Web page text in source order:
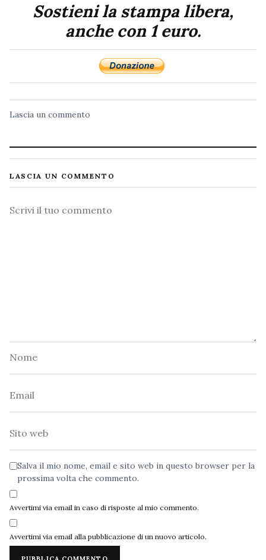
Sostieni la stampa libera,
anche con 1 euro.
Lascia un commento
LASCIA UN COMMENTO
Commento
Salva il mio nome, email e sito web in questo browser per la
prossima volta che commento.
Avvertimi via email in caso di risposte al mio commento.
Avvertimi via email alla pubblicazione di un nuovo articolo.